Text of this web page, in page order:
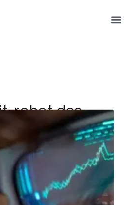
robot des
actifs